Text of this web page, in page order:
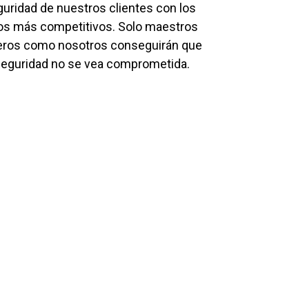
de nuestros clientes con los
más competitivos. Solo maestros
como nosotros conseguirán que
no se vea comprometida.